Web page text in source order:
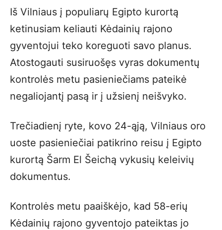
Iš Vilniaus į populiarų Egipto kurortą
ketinusiam keliauti Kėdainių rajono
gyventojui teko koreguoti savo planus.
Atostogauti susiruošęs vyras dokumentų
kontrolės metu pasieniečiams pateikė
negaliojantį pasą ir į užsienį neišvyko.
Trečiadienį ryte, kovo 24-ąją, Vilniaus oro
uoste pasieniečiai patikrino reisu į Egipto
kurortą Šarm El Šeichą vykusių keleivių
dokumentus.
Kontrolės metu paaiškėjo, kad 58-erių
Kėdainių rajono gyventojo pateiktas jo